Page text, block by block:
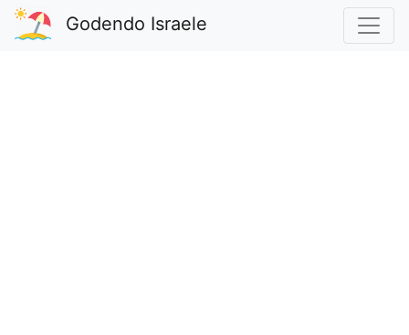
Godendo Israele